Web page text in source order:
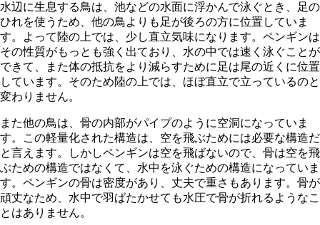
水辺に生息する鳥は、池などの水面に浮かんで泳ぐとき、足の
ひれを使うため、他の鳥よりも足が後ろの方に位置していま
す。よって陸の上では、少し直立気味になります。ペンギンは
その性質がもっとも強く出ており、水の中では速く泳ぐことが
できて、また体の抵抗をより減らすために足は尾の近くに位置
しています。そのため陸の上では、ほぼ直立で立っているのと
変わりません。
また他の鳥は、骨の内部がパイプのように空洞になっていま
す。この軽量化された構造は、空を飛ぶためには必要な構造だ
と言えます。しかしペンギンは空を飛ばないので、骨は空を飛
ぶための構造ではなくて、水中を泳ぐための構造になっていま
す。ペンギンの骨は密度があり、丈夫で重さもあります。骨が
頑丈なため、水中で羽ばたかせても水圧で骨が折れるようなこ
とはありません。